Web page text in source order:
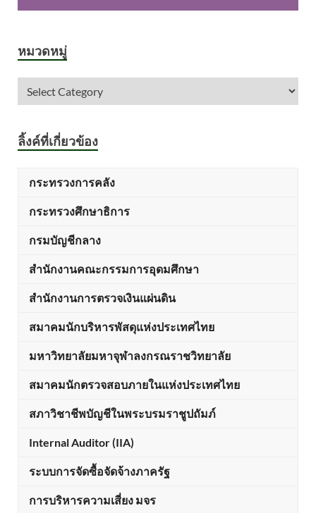
หมวดหมู่
ลิ้งค์ที่เกี่ยวข้อง
กระทรวงการคลัง
กระทรวงศึกษาธิการ
กรมบัญชีกลาง
สำนักงานคณะกรรมการอุดมศึกษา
สำนักงานการตรวจเงินแผ่นดิน
สมาคมนักบริหารพัสดุแห่งประเทศไทย
มหาวิทยาลัยมหาจุฬาลงกรณราชวิทยาลัย
สมาคมนักตรวจสอบภายในแห่งประเทศไทย
สภาวิชาชีพบัญชีในพระบรมราชูปถัมภ์
Internal Auditor (IIA)
ระบบการจัดซื้อจัดจ้างภาครัฐ
การบริหารความเสี่ยง มจร